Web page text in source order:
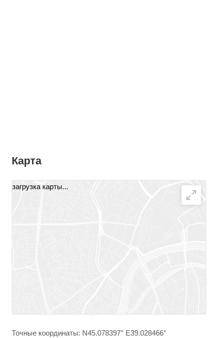
Карта
загрузка карты...
Точные координаты: N45.078397° E39.028466°